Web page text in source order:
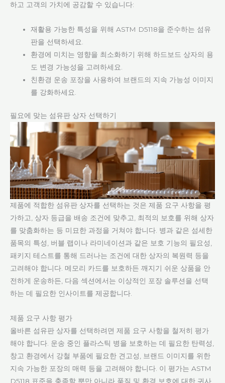
하고 고객의 가치에 공감할 수 있습니다:
재활용 가능한 특성을 위해 ASTM D5118을 준수하는 섬유
판을 선택하세요.
환경에 미치는 영향을 최소화하기 위해 하드보드 상자의 용
도 변경 가능성을 고려하세요.
친환경 운송 포장을 사용하여 브랜드의 지속 가능성 이미지
를 강화하세요.
필요에 맞는 섬유판 상자 선택하기
제품에 적합한 섬유판 상자를 선택하는 것은 제품 요구 사항을 평
가하고, 상자 등급을 배송 조건에 맞추고, 최적의 보호를 위해 상자
를 맞춤화하는 등 미묘한 과정을 거쳐야 합니다. 병과 같은 섬세한
품목의 특성, 버블 랩이나 라미네이션과 같은 보호 기능의 필요성,
패키지 테스트를 통해 드러나는 조건에 대한 상자의 복원력 등을
고려해야 합니다. 메모리 카드를 보호하든 깨지기 쉬운 상품을 안
전하게 운송하든, 다음 섹션에서는 이상적인 포장 솔루션을 선택
하는 데 필요한 인사이트를 제공합니다.
제품 요구 사항 평가
올바른 섬유판 상자를 선택하려면 제품 요구 사항을 철저히 평가
해야 합니다. 운송 중인 플라스틱 병을 보호하는 데 필요한 탄력성,
창고 환경에서 강철 부품에 필요한 견고성, 브랜드 이미지를 위한
지속 가능한 포장의 매력 등을 고려해야 합니다. 이 평가는 ASTM
D5118 표준을 충족할 뿐만 아니라 품질 및 환경 보호에 대한 귀사